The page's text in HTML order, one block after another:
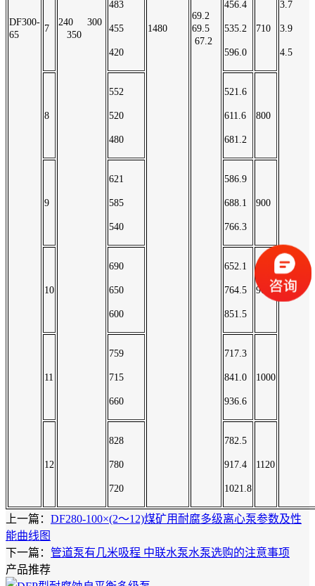
DF300-
65
240 300
350
1480
69.2
69.5
67.2
3.7
3.9
4.5
7
483
455
420
456.4
535.2
596.0
710
8
552
520
480
521.6
611.6
681.2
800
9
621
585
540
586.9
688.1
766.3
900
10
690
650
600
652.1
764.5
851.5
900
11
759
715
660
717.3
841.0
936.6
1000
12
828
780
720
782.5
917.4
1021.8
1120
上一篇： DF280-100×(2～12)煤矿用耐腐多级离心泵参数及性
能曲线图
下一篇： 管道泵有几米吸程 中联水泵水泵选购的注意事项
产品推荐